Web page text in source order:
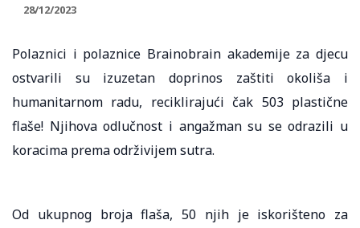
28/12/2023
Polaznici i polaznice Brainobrain akademije za djecu
ostvarili su izuzetan doprinos zaštiti okoliša i
humanitarnom radu, reciklirajući čak 503 plastične
flaše! Njihova odlučnost i angažman su se odrazili u
koracima prema održivijem sutra.
Od ukupnog broja flaša, 50 njih je iskorišteno za